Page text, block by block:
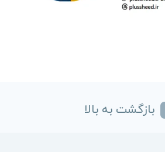
بازگشت به بالا